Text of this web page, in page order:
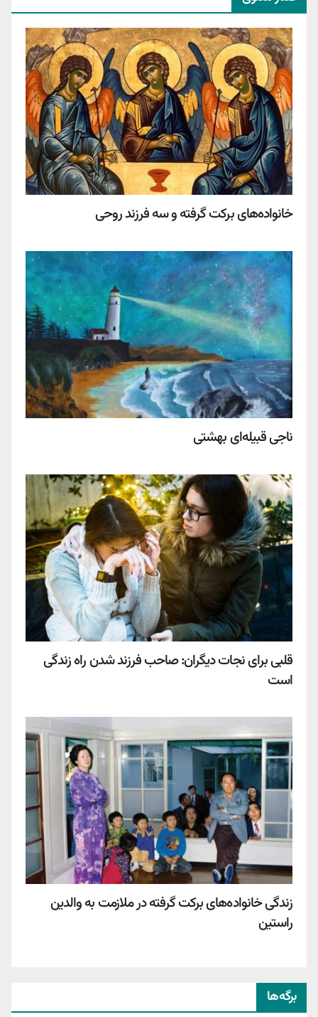
خانواده‌های برکت گرفته و سه فرزند روحی
ناجی قبیله‌ای بهشتی
قلبی برای نجات دیگران: صاحب فرزند شدن راه زندگی
است
زندگی خانواده‌های برکت گرفته در ملازمت به والدین
راستین
برگه‌ها